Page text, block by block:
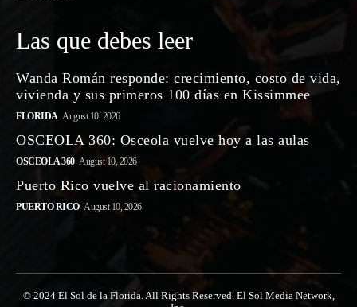
Las que debes leer
Wanda Román responde: crecimiento, costo de vida,
vivienda y sus primeros 100 días en Kissimmee
FLORIDA August 10, 2026
OSCEOLA 360: Osceola vuelve hoy a las aulas
OSCEOLA 360 August 10, 2026
Puerto Rico vuelve al racionamiento
PUERTO RICO August 10, 2026
© 2024 El Sol de la Florida. All Rights Reserved. El Sol Media Network,